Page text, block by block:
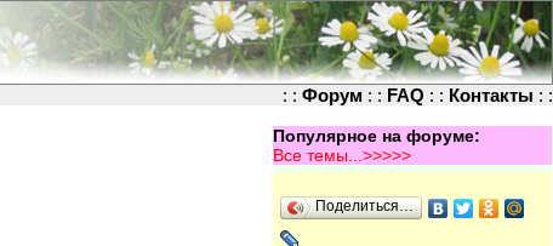
: : Форум : : FAQ : : Контакты : :
Популярное на форуме:
Все темы...>>>>>
Поделиться…